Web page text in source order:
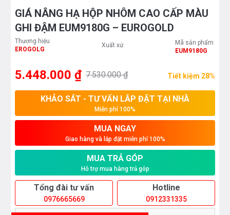
GIÁ NÂNG HẠ HỘP NHÔM CAO CẤP MÀU
GHI ĐẬM EUM9180G – EUROGOLD
Thương hiệu
EROGOLG
Xuất xứ
Mã sản phẩm
EUM9180G
5.448.000 ₫ 7.530.000 ₫ Tiết kiệm 28%
KHẢO SÁT - TƯ VẤN LẮP ĐẶT TẠI NHÀ
Miễn phí 100%
MUA NGAY
Giao hàng và lắp đặt miễn phí 100%
MUA TRẢ GÓP
Hỗ trợ mua hàng trả góp
Tổng đài tư vấn
0976665669
Hotline
0912331335